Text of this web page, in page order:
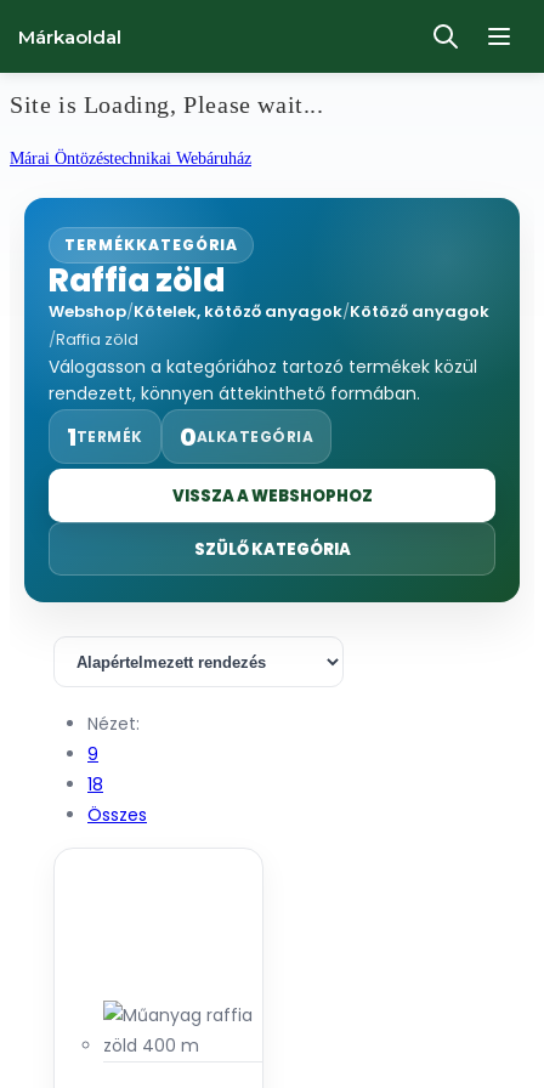
Site is Loading, Please wait...
Ugrás
tartalomhoz
Márai Öntözéstechnikai Webáruház
Márkaoldal
TERMÉKKATEGÓRIA
Raffia zöld
Webshop/Kötelek, kötöző anyagok/Kötöző anyagok
/Raffia zöld
Válogasson a kategóriához tartozó termékek közül
rendezett, könnyen áttekinthető formában.
1TERMÉK 0ALKATEGÓRIA
VISSZA A WEBSHOPHOZ
SZÜLŐ KATEGÓRIA
Nézet:
9
18
Összes